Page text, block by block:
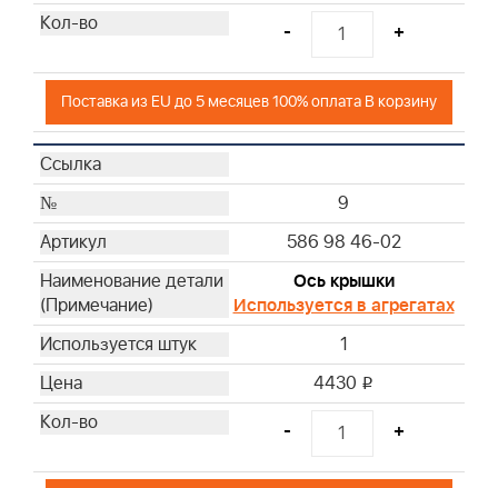
- +
Поставка из EU до 5 месяцев 100% оплата В корзину
9
586 98 46-02
Ось крышки
Используется в агрегатах
1
4430 i
- +